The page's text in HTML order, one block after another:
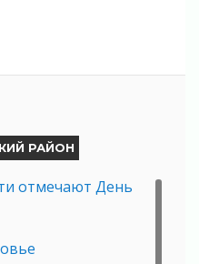
РАЙОН
отмечают День